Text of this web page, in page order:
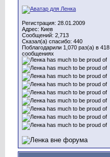
Регистрация: 28.01.2009
Адрес: Киев
Сообщений: 2,713
Сказал(а) спасибо: 440
Поблагодарили 1,070 раз(а) в 418
сообщениях